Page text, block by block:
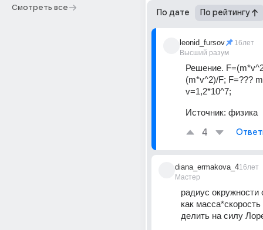
Смотреть все
По дате По рейтингу
leonid_fursov
Высший разум
16лет
Решение.
(m*v^2)/F; F=???
v=1,2*10^7;
Источник: физика
4
diana_ermakova_4
Мастер
16лет
радиус окружности
как
делить на силу